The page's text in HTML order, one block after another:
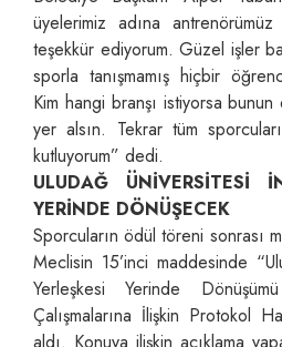
üyelerimiz adına
teşekkür ediyorum. Güzel işler
sporla tanışmamış hiçbir
Kim hangi branşı istiyorsa
yer alsın. Tekrar tüm
kutluyorum” dedi.
ULUDAĞ ÜNİVERSİTESİ
YERİNDE DÖNÜŞECEK
Sporcuların ödül töreni sonrası
Meclisin 15’inci maddesinde
Yerleşkesi Yerinde
Çalışmalarına İlişkin Protokol
aldı. Konuya ilişkin açıklama